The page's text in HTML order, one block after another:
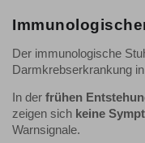
Der immunologische
Darmkrebserkrankung
In der frühen
zeigen sich keine
Warnsignale.